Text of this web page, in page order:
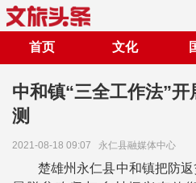
首页 文化
中和镇“三全工作法”
测
2021-08-18 09:07 永仁县融媒体中心
楚雄州永仁县中和镇把防